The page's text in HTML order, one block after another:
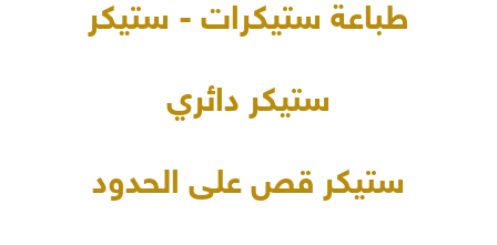
طباعة ستيكرات - ستيكر
ستيكر دائري
ستيكر قص على الحدود